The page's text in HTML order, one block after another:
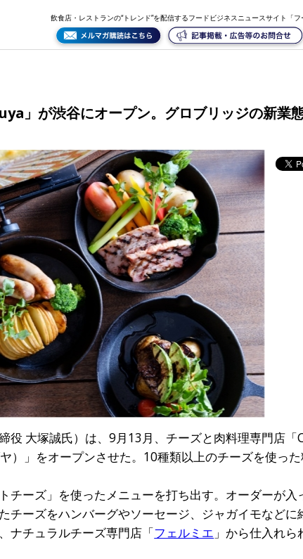
飲食店・レストランの“トレンド”を配信するフードビジネスニュースサイト「フ
」が渋谷にオープン。グロブリッジの新業
役 大塚誠氏）は、9月13月、チーズと肉料理専門店「
）」をオープンさせた。10種類以上のチーズを使っ
チーズ」を使ったメニューを打ち出す。オーダーが入
チーズをハンバーグやソーセージ、ジャガイモなど
ナチュラルチーズ専門店「フェルミエ 」から仕入れ